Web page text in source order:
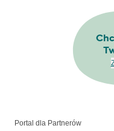
Portal dla Partnerów